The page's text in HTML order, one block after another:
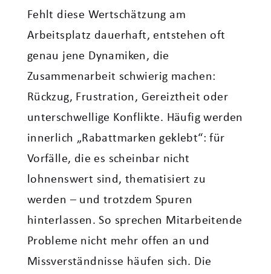
Fehlt diese Wertschätzung am
Arbeitsplatz dauerhaft, entstehen oft
genau jene Dynamiken, die
Zusammenarbeit schwierig machen:
Rückzug, Frustration, Gereiztheit oder
unterschwellige Konflikte. Häufig werden
innerlich „Rabattmarken geklebt“: für
Vorfälle, die es scheinbar nicht
lohnenswert sind, thematisiert zu
werden – und trotzdem Spuren
hinterlassen. So sprechen Mitarbeitende
Probleme nicht mehr offen an und
Missverständnisse häufen sich. Die